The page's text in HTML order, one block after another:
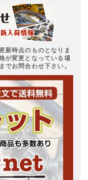
新時点のものとなりま
が変更となっている場
でお問合わせ下さい。